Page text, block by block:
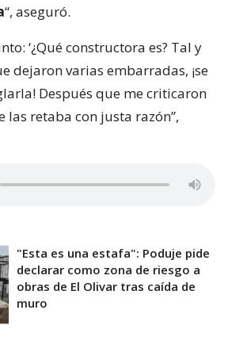
“, aseguró.
‘¿Qué constructora es? Tal y
dejaron varias embarradas, ¡se
Después que me criticaron
las retaba con justa razón”,
"Esta es una estafa": Poduje pide
declarar como zona de riesgo a
obras de El Olivar tras caída de
muro